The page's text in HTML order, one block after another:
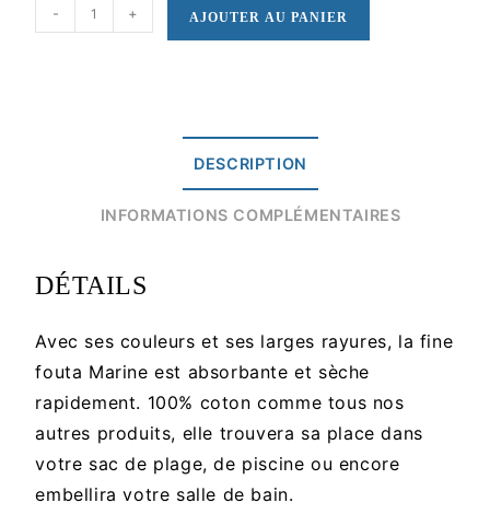
- + AJOUTER AU PANIER
DESCRIPTION
INFORMATIONS COMPLÉMENTAIRES
DÉTAILS
Avec ses couleurs et ses larges rayures, la fine
fouta Marine est absorbante et sèche
rapidement. 100% coton comme tous nos
autres produits, elle trouvera sa place dans
votre sac de plage, de piscine ou encore
embellira votre salle de bain.